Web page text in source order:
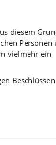
diesem
Personen
vielmehr ein